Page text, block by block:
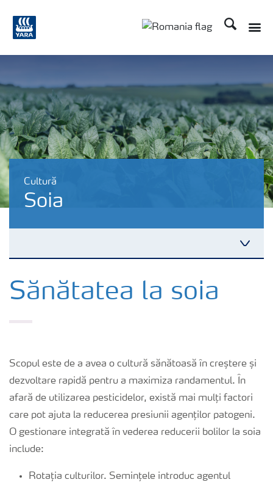
Căutare
Cultură
Soia
Cultură
Unelte și servicii
Norme de siguranță
Publicații
Sănătatea la soia
Scopul este de a avea o cultură sănătoasă în creștere și
dezvoltare rapidă pentru a maximiza randamentul. În
afară de utilizarea pesticidelor, există mai mulți factori
care pot ajuta la reducerea presiunii agenților patogeni.
O gestionare integrată în vederea reducerii bolilor la soia
include:
Rotația culturilor. Semințele introduc agentul